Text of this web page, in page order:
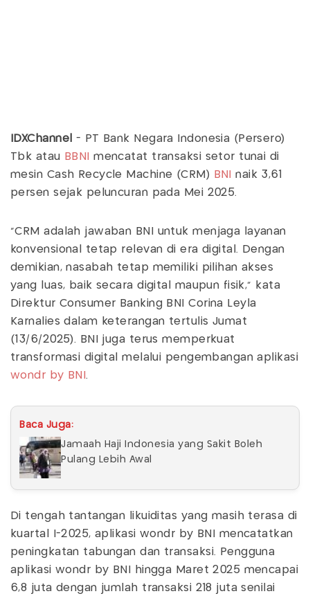
IDXChannel
- PT Bank Negara Indonesia (Persero)
Tbk atau BBNI
mencatat transaksi setor tunai di
mesin Cash Recycle Machine (CRM) BNI
naik 3,61
persen sejak peluncuran pada Mei 2025.
"CRM adalah jawaban BNI untuk menjaga layanan
konvensional tetap relevan di era digital. Dengan
demikian, nasabah tetap memiliki pilihan akses
yang luas, baik secara digital maupun fisik," kata
Direktur Consumer Banking BNI Corina Leyla
Karnalies dalam keterangan tertulis Jumat
(13/6/2025). BNI juga terus memperkuat
transformasi digital melalui pengembangan aplikasi
wondr by BNI.
Baca Juga:
Jamaah Haji Indonesia yang Sakit Boleh
Pulang Lebih Awal
Di tengah tantangan likuiditas yang masih terasa di
kuartal I-2025, aplikasi wondr by BNI mencatatkan
peningkatan tabungan dan transaksi. Pengguna
aplikasi wondr by BNI hingga Maret 2025 mencapai
6,8 juta dengan jumlah transaksi 218 juta senilai